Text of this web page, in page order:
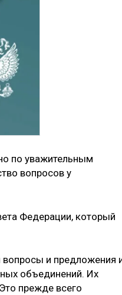
по уважительным
вопросов у
Федерации, который
вопросы и предложения
объединений. Их
прежде всего